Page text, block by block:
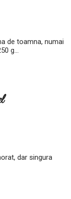
de toamna, numai
g...
dar singura